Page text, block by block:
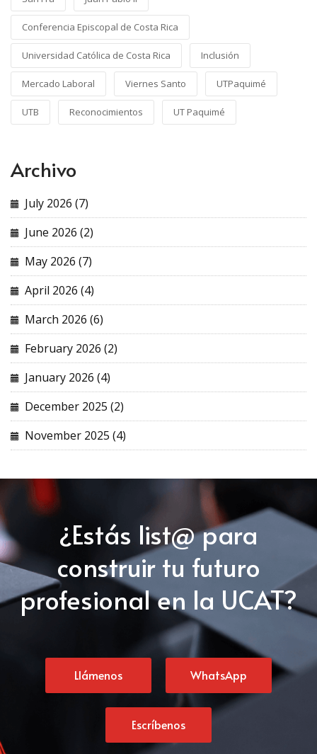
Conferencia Episcopal de Costa Rica
Universidad Católica de Costa Rica Inclusión
Mercado Laboral Viernes Santo UTPaquimé
UTB Reconocimientos UT Paquimé
Archivo
July 2026 (7)
June 2026 (2)
May 2026 (7)
April 2026 (4)
March 2026 (6)
February 2026 (2)
January 2026 (4)
December 2025 (2)
November 2025 (4)
¿Estás list@ para
construir tu futuro
profesional en la UCAT?
Llámenos WhatsApp
Escríbenos